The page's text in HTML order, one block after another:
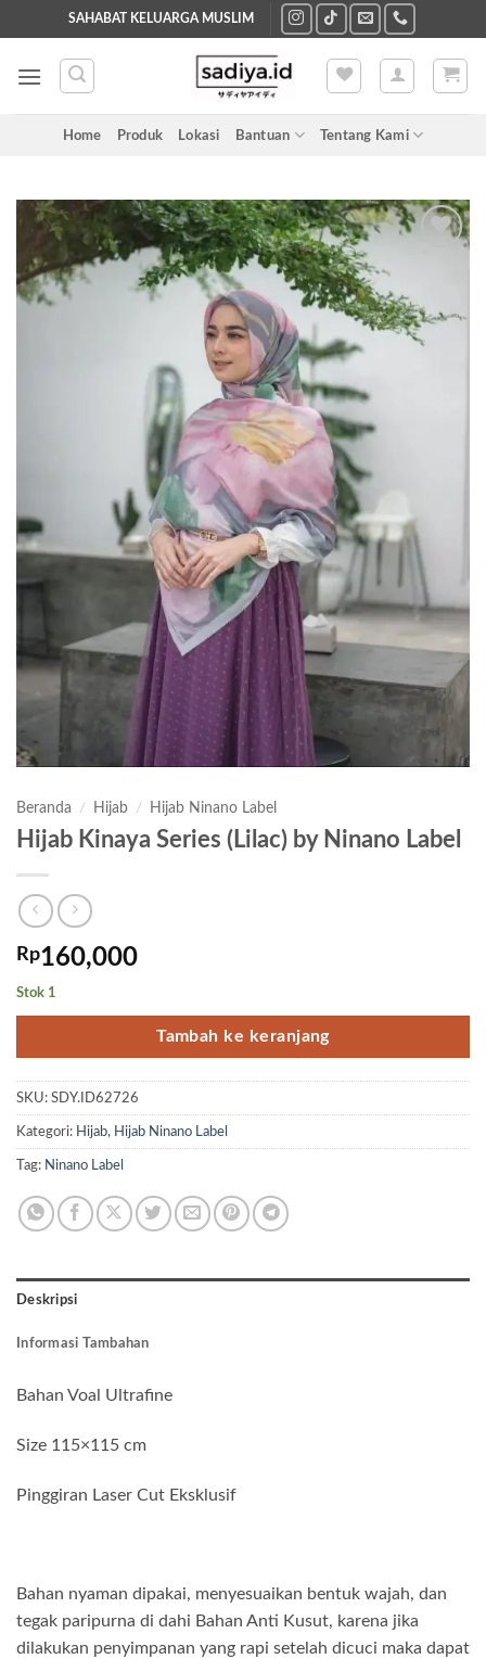
to
content
SAHABAT KELUARGA MUSLIM
Home Produk Lokasi Bantuan Tentang Kami
Beranda / Hijab / Hijab Ninano Label
Hijab Kinaya Series (Lilac) by Ninano Label
Rp160,000
Stok 1
Tambah ke keranjang
SKU: SDY.ID62726
Kategori: Hijab, Hijab Ninano Label
Tag: Ninano Label
Deskripsi
Informasi Tambahan
Bahan Voal Ultrafine
Size 115×115 cm
Pinggiran Laser Cut Eksklusif
Bahan nyaman dipakai, menyesuaikan bentuk wajah, dan
tegak paripurna di dahi Bahan Anti Kusut, karena jika
dilakukan penyimpanan yang rapi setelah dicuci maka dapat